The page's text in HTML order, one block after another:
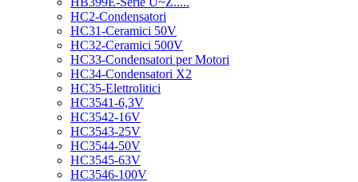
HC2-Condensatori
HC31-Ceramici 50V
HC32-Ceramici 500V
HC33-Condensatori per Motori
HC34-Condensatori X2
HC35-Elettrolitici
HC3541-6,3V
HC3542-16V
HC3543-25V
HC3544-50V
HC3545-63V
HC3546-100V